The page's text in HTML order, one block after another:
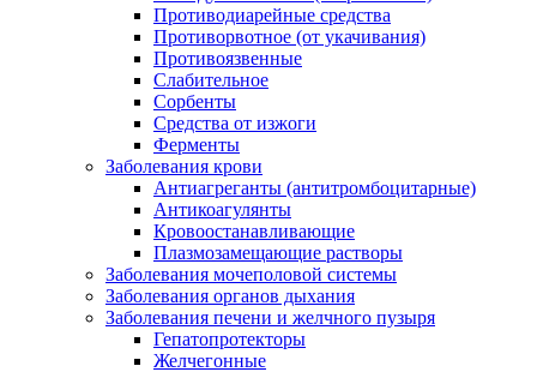
Противодиарейные средства
Противорвотное (от укачивания)
Противоязвенные
Слабительное
Сорбенты
Средства от изжоги
Ферменты
Заболевания крови
Антиагреганты (антитромбоцитарные)
Антикоагулянты
Кровоостанавливающие
Плазмозамещающие растворы
Заболевания мочеполовой системы
Заболевания органов дыхания
Заболевания печени и желчного пузыря
Гепатопротекторы
Желчегонные